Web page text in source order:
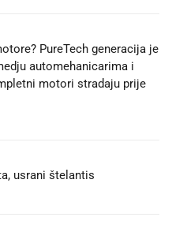
PureTech generacija je
automehanicarima i
motori stradaju prije
usrani štelantis